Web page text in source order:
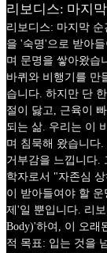
리보디스: 마지
리보디스: 마지막
을 '숙명'으로 받아
며 문명을 쌓아왔습
바퀴와 비행기를 만
습니다. 하지만 단
절이 닳고, 근육이
되는 삶. 우리는 이
며 침묵해 왔습니다
거부감을 느낍니다.
학자로서 "자존심
이 받아들여야 할
제'일 뿐입니다. 리
Body)'하여, 이 오래
적 목표: 입는 것을